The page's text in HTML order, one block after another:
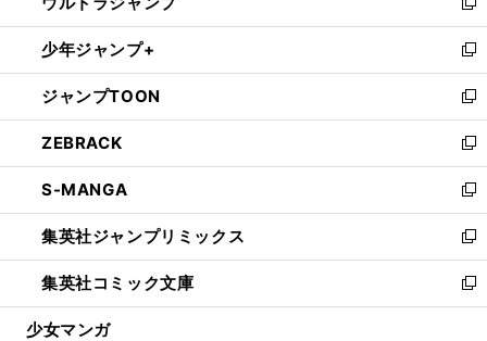
開
く
ド
ウ
で
開
く
ィ
ン
ド
ウ
で
開
く
い
ウ
ィ
ン
ド
ウ
で
開
く
新
し
い
ウ
ィ
ン
ド
ウ
で
開
く
少年ジャンプ+
新
し
い
ウ
ィ
ン
ド
ウ
で
開
く
ジャンプTOON
新
し
い
ウ
ィ
ン
ド
ウ
で
開
ZEBRACK
新
し
い
ウ
ィ
ン
ド
ウ
S-MANGA
新
し
い
ウ
ィ
ン
集英社ジャンプリミックス
新
し
い
ウ
集英社コミック文庫
新
し
少女マンガ